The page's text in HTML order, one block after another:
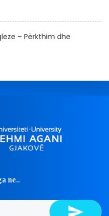
– Përkthim dhe
ne..